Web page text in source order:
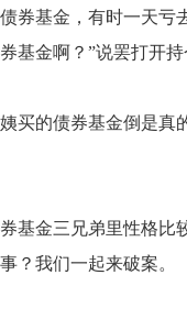
券基金，有时一天亏
基金啊？”说罢打开持
买的债券基金倒是真
基金三兄弟里性格比
？我们一起来破案。